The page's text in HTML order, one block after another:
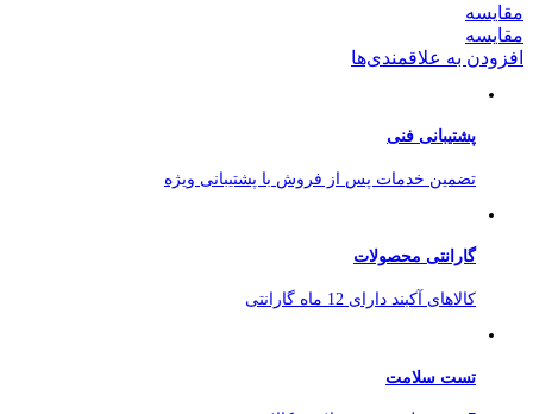
مقایسه
مقایسه
افزودن به علاقمندی‌ها
پشتیبانی فنی
تضمین خدمات پس از فروش با پشتیبانی ویژه
گارانتی محصولات
کالاهای آکبند دارای 12 ماه گارانتی
تست سلامت